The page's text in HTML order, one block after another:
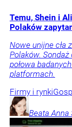
Temu, Shein i
Polaków
Nowe unijne cła
Polaków. Sondaż
połowa
platformach.
Firmy i rynki
Beata Anna